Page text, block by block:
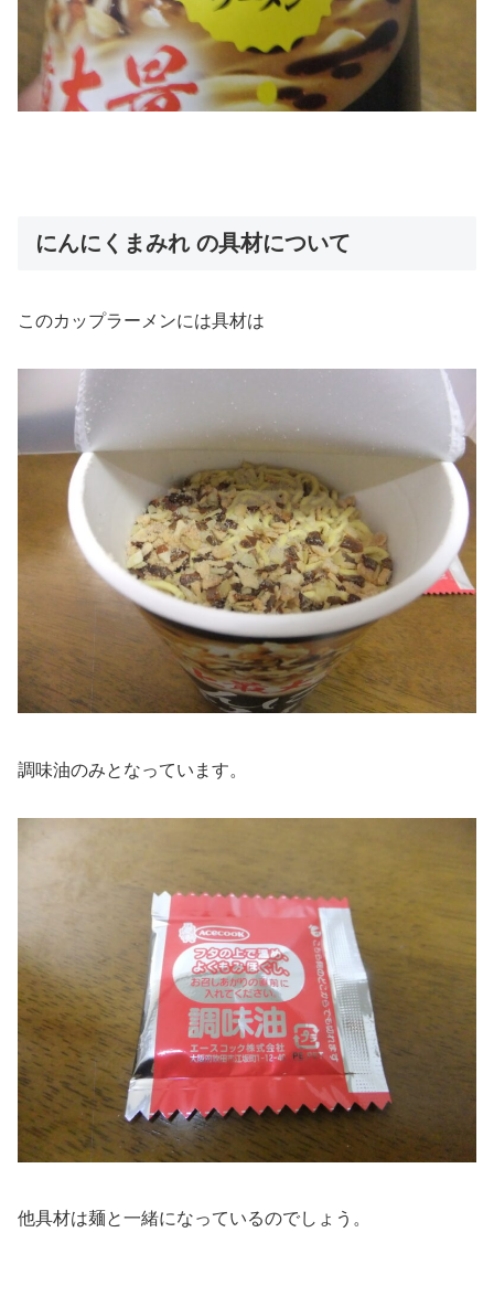
にんにくまみれ の具材について
このカップラーメンには具材は
調味油のみとなっています。
他具材は麺と一緒になっているのでしょう。